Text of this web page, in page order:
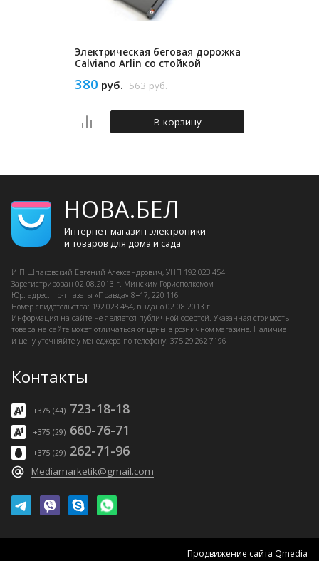
Электрическая беговая дорожка
Calviano Arlin со стойкой
380 руб. 563руб.
В корзину
НОВА.БЕЛ
Интернет-магазин электроники
и товаров для дома и сада
И П Шпаковский Евгений Александрович, УНП 192 023 454
Зарегистрирован 02.08.2013 г. Минским Горисполкомом
Юр. адрес: пр-т газеты «Правда» 8−17, 220 116
Номер свидетельства: 192 023 454, выдано 02.08.2013 г.
Информация на сайте не является публичной офертой. Указанная стоимость
товара на сайте может отличаться от цены в розничном магазине. Наличие
и цену уточняйте у менеджера по телефону: 375 29 262 7196
Контакты
+375 (44) 723-18-18
+375 (29) 660-76-71
+375 (29) 262-71-96
Mediamarketik@gmail.com
Продвижение сайта Qmedia